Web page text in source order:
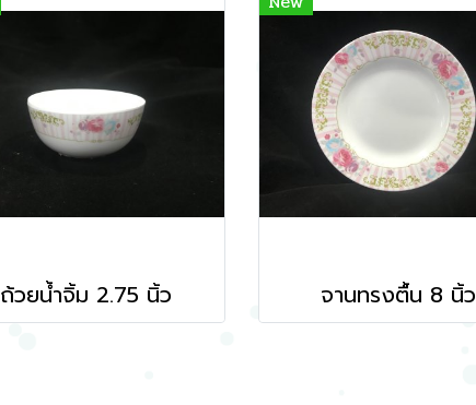
ถ้วยน้ำจิ้ม 2.75 นิ้ว จานทรงตื้น 8 นิ้ว